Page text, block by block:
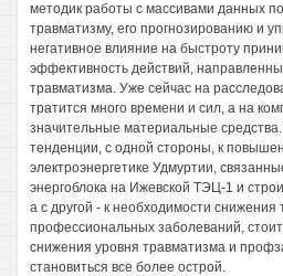
методик работы с массивами данных
травматизму, его прогнозированию и
негативное влияние на быстроту
эффективность действий,
травматизма. Уже сейчас на
тратится много времени и сил, а на
значительные материальные
тенденции, с одной стороны, к
электроэнергетике Удмуртии,
энергоблока на Ижевской ТЭЦ-1 и
а с другой - к необходимости снижения
профессиональных заболеваний,
снижения уровня травматизма и
становиться все более острой.